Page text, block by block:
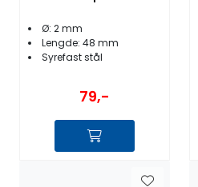
Ø: 2 mm
Lengde: 48 mm
Syrefast stål
79,-
Seil